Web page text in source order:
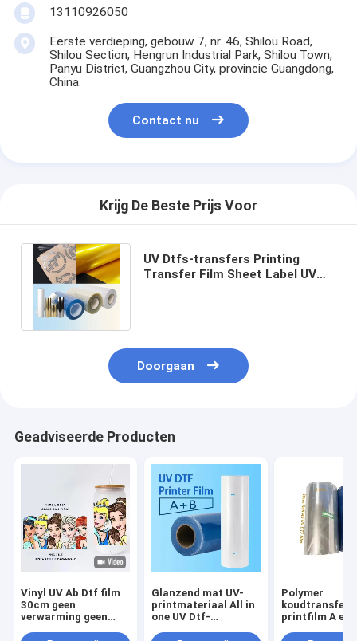
13110926050
Eerste verdieping, gebouw 7, nr. 46, Shilou Road,
Shilou Section, Hengrun Industrial Park, Shilou Town,
Panyu District, Guangzhou City, provincie Guangdong,
China.
Contact nu
Krijg De Beste Prijs Voor
UV Dtfs-transfers Printing
Transfer Film Sheet Label UV
Doorgaan
Geadviseerde Producten
Vinyl UV Ab Dtf film
30cm geen
verwarming geen
Glanzend mat UV-
printmateriaal All in
one UV Dtf-
Polymer
koudtransfer
printfilm A en